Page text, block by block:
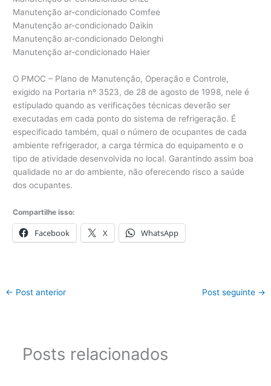
Manutenção ar-condicionado Comfee
Manutenção ar-condicionado Daikin
Manutenção ar-condicionado Delonghi
Manutenção ar-condicionado Haier
O PMOC – Plano de Manutenção, Operação e Controle,
exigido na Portaria nº 3523, de 28 de agosto de 1998, nele é
estipulado quando as verificações técnicas deverão ser
executadas em cada ponto do sistema de refrigeração. É
especificado também, qual o número de ocupantes de cada
ambiente refrigerador, a carga térmica do equipamento e o
tipo de atividade desenvolvida no local. Garantindo assim boa
qualidade no ar do ambiente, não oferecendo risco a saúde
dos ocupantes.
Compartilhe isso:
Facebook X WhatsApp
← Post anterior Post seguinte →
Posts relacionados